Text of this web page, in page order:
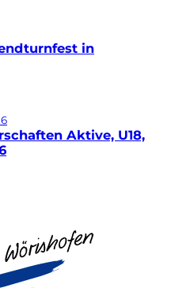
in
Aktive, U18,